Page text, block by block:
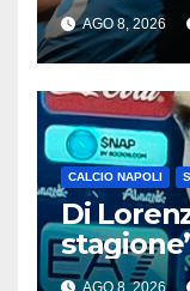
AGO 8, 2026
CALCIO NAPOLI
Di